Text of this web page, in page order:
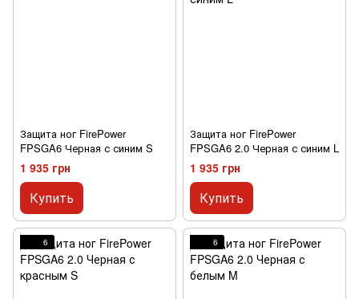
Защита ног FirePower
FPSGA6 Черная с синим S
1 935 грн
Купить
Защита ног FirePower
FPSGA6 2.0 Черная с синим L
1 935 грн
Купить
6 6